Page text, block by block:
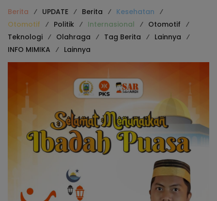
Berita UPDATE Berita
Kesehatan
Otomotif
Politik Internasional
Otomotif
Teknologi
Olahraga Tag Berita
Lainnya
INFO MIMIKA
Lainnya